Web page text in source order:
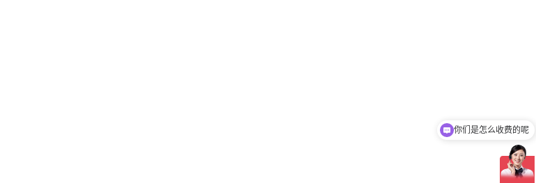
你们是怎么收费的呢